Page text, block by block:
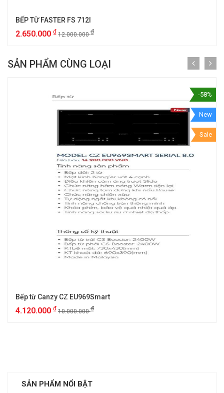
BẾP TỪ FASTER FS 712I
2.650.000 ₫ 12.000.000₫
SẢN PHẨM CÙNG LOẠI
-58%
New
Sale
Bếp từ Canzy CZ EU969Smart
4.120.000 ₫ 10.000.000₫
SẢN PHẨM NỔI BẬT